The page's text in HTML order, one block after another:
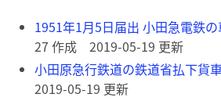
1951年1月5日届出 小田急電鉄
27 作成 2019-05-19 更新
小田原急行鉄道の鉄道省払下貨
2019-05-19 更新